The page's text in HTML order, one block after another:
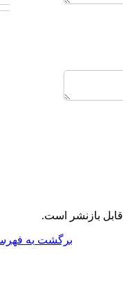
قابل بازنشر است.
برگشت به